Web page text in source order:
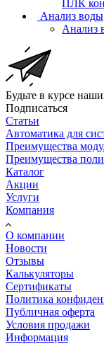
ПЛК
Анализ воды
Анализ
Будьте в курсе
Подписаться
Статьи
Автоматика для
Преимущества
Преимущества
Каталог
Акции
Услуги
Компания
О компании
Новости
Отзывы
Калькуляторы
Сертификаты
Политика
Публичная оферта
Условия продажи
Информация